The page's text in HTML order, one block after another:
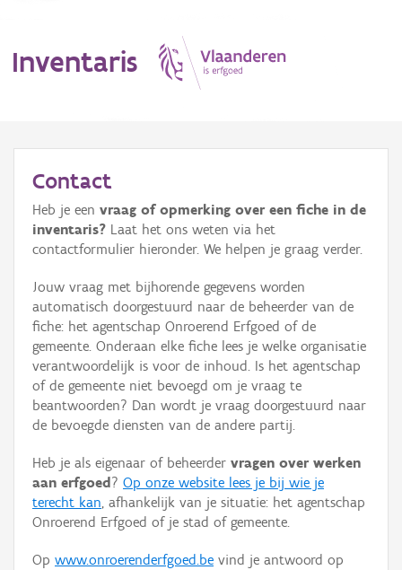
Inventaris
Erfgoedobject
Aanduidingsobject
Waarneming
Thema
Gebeurtenis
Persoon of collectief
Hergebruik
Aanmelden
Contact
Heb je een vraag of opmerking over een fiche in de
inventaris? Laat het ons weten via het
contactformulier hieronder. We helpen je graag verder.
Jouw vraag met bijhorende gegevens worden
automatisch doorgestuurd naar de beheerder van de
fiche: het agentschap Onroerend Erfgoed of de
gemeente. Onderaan elke fiche lees je welke organisatie
verantwoordelijk is voor de inhoud. Is het agentschap
of de gemeente niet bevoegd om je vraag te
beantwoorden? Dan wordt je vraag doorgestuurd naar
de bevoegde diensten van de andere partij.
Heb je als eigenaar of beheerder vragen over werken
aan erfgoed ? Op onze website lees je bij wie je
terecht kan, afhankelijk van je situatie: het agentschap
Onroerend Erfgoed of je stad of gemeente.
Op www.onroerenderfgoed.be vind je antwoord op